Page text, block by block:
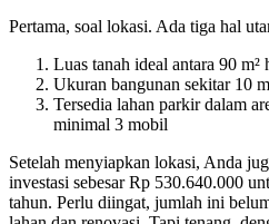
Pertama, soal lokasi. Ada tiga hal
Luas tanah ideal antara 90 m²
Ukuran bangunan sekitar 10
Tersedia lahan parkir dalam
minimal 3 mobil
Setelah menyiapkan lokasi, Anda
investasi sebesar Rp 530.640.000
tahun. Perlu diingat, jumlah ini